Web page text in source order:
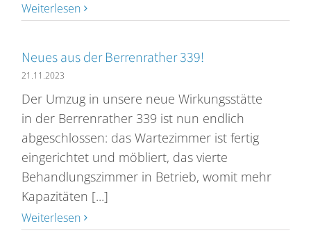
Weiterlesen
Neues aus der Berrenrather 339!
21.11.2023
Der Umzug in unsere neue Wirkungsstätte
in der Berrenrather 339 ist nun endlich
abgeschlossen: das Wartezimmer ist fertig
eingerichtet und möbliert, das vierte
Behandlungszimmer in Betrieb, womit mehr
Kapazitäten [...]
Weiterlesen